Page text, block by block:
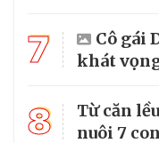
7
Cô gái
khát
8
Từ căn
nuôi 7